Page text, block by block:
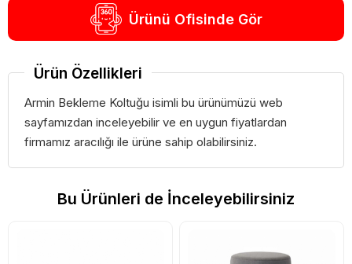
Ürünü Ofisinde Gör
Ürün Özellikleri
Armin Bekleme Koltuğu isimli bu ürünümüzü web
sayfamızdan inceleyebilir ve en uygun fiyatlardan
firmamız aracılığı ile ürüne sahip olabilirsiniz.
Bu Ürünleri de İnceleyebilirsiniz